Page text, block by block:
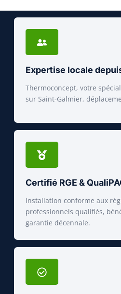
Expertise locale
Thermoconcept, votre
sur Saint-Galmier,
Certifié RGE &
Installation conforme aux
professionnels qualifiés,
garantie décennale.